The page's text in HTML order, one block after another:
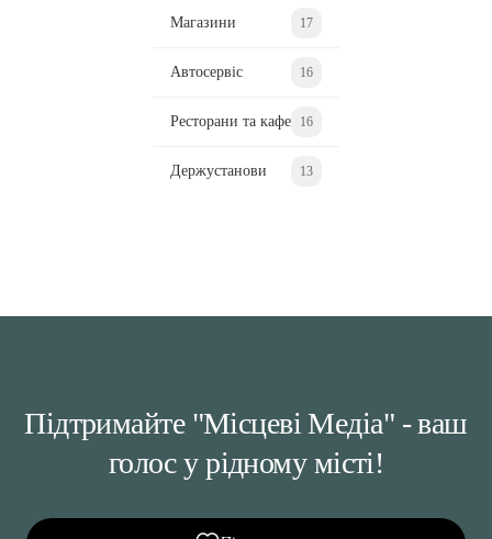
Магазини 17
Автосервіс 16
Ресторани та кафе 16
Держустанови 13
Підтримайте "Місцеві Медіа" - ваш
голос у рідному місті!